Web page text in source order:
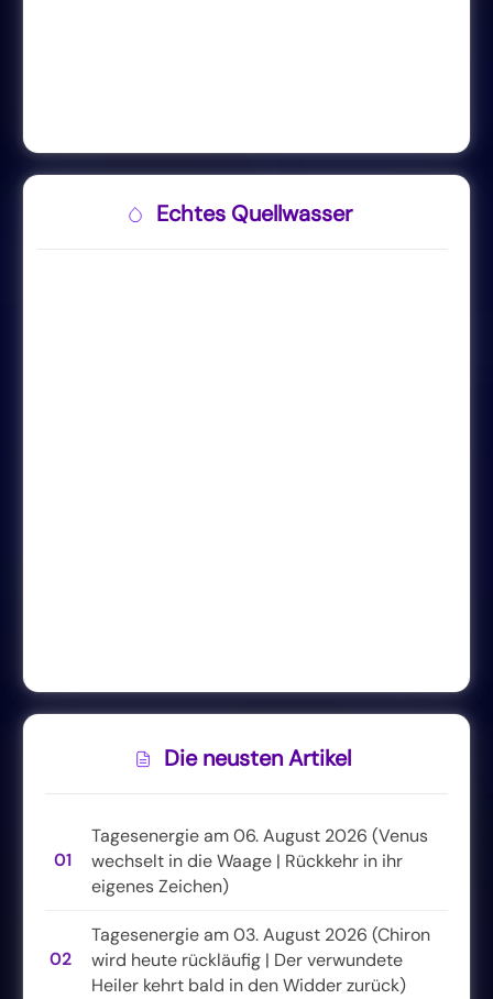
Echtes Quellwasser
Die neusten Artikel
01
Tagesenergie am 06. August 2026 (Venus
wechselt in die Waage | Rückkehr in ihr
eigenes Zeichen)
02
Tagesenergie am 03. August 2026 (Chiron
wird heute rückläufig | Der verwundete
Heiler kehrt bald in den Widder zurück)